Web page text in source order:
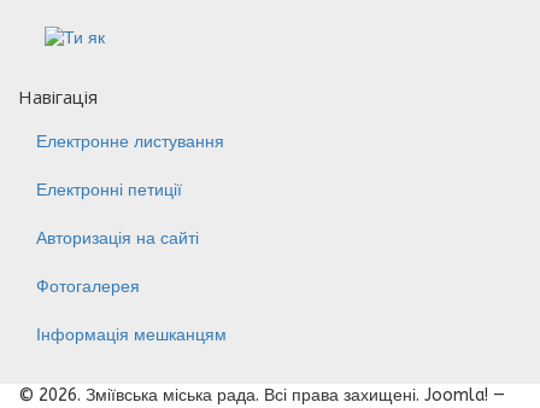
Навігація
Електронне листування
Електронні петиції
Авторизація на сайті
Фотогалерея
Інформація мешканцям
© 2026. Зміївська міська рада. Всі права захищені. Joomla! —